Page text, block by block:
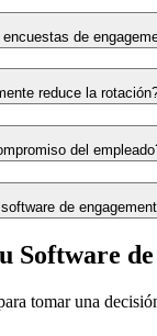
de
reduce la
del
de
Software
tomar una